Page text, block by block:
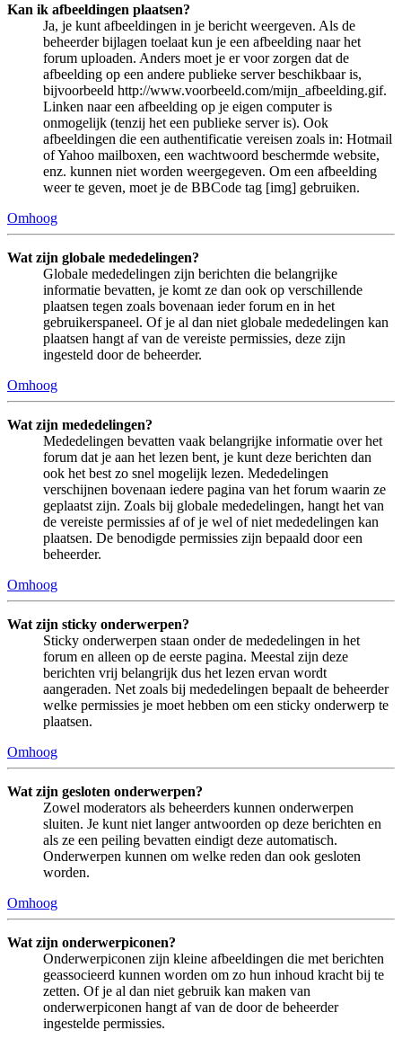
Kan ik afbeeldingen plaatsen?
Ja, je kunt afbeeldingen in je bericht weergeven. Als de
beheerder bijlagen toelaat kun je een afbeelding naar het
forum uploaden. Anders moet je er voor zorgen dat de
afbeelding op een andere publieke server beschikbaar is,
bijvoorbeeld http://www.voorbeeld.com/mijn_afbeelding.gif.
Linken naar een afbeelding op je eigen computer is
onmogelijk (tenzij het een publieke server is). Ook
afbeeldingen die een authentificatie vereisen zoals in: Hotmail
of Yahoo mailboxen, een wachtwoord beschermde website,
enz. kunnen niet worden weergegeven. Om een afbeelding
weer te geven, moet je de BBCode tag [img] gebruiken.
Omhoog
Wat zijn globale mededelingen?
Globale mededelingen zijn berichten die belangrijke
informatie bevatten, je komt ze dan ook op verschillende
plaatsen tegen zoals bovenaan ieder forum en in het
gebruikerspaneel. Of je al dan niet globale mededelingen kan
plaatsen hangt af van de vereiste permissies, deze zijn
ingesteld door de beheerder.
Omhoog
Wat zijn mededelingen?
Mededelingen bevatten vaak belangrijke informatie over het
forum dat je aan het lezen bent, je kunt deze berichten dan
ook het best zo snel mogelijk lezen. Mededelingen
verschijnen bovenaan iedere pagina van het forum waarin ze
geplaatst zijn. Zoals bij globale mededelingen, hangt het van
de vereiste permissies af of je wel of niet mededelingen kan
plaatsen. De benodigde permissies zijn bepaald door een
beheerder.
Omhoog
Wat zijn sticky onderwerpen?
Sticky onderwerpen staan onder de mededelingen in het
forum en alleen op de eerste pagina. Meestal zijn deze
berichten vrij belangrijk dus het lezen ervan wordt
aangeraden. Net zoals bij mededelingen bepaalt de beheerder
welke permissies je moet hebben om een sticky onderwerp te
plaatsen.
Omhoog
Wat zijn gesloten onderwerpen?
Zowel moderators als beheerders kunnen onderwerpen
sluiten. Je kunt niet langer antwoorden op deze berichten en
als ze een peiling bevatten eindigt deze automatisch.
Onderwerpen kunnen om welke reden dan ook gesloten
worden.
Omhoog
Wat zijn onderwerpiconen?
Onderwerpiconen zijn kleine afbeeldingen die met berichten
geassocieerd kunnen worden om zo hun inhoud kracht bij te
zetten. Of je al dan niet gebruik kan maken van
onderwerpiconen hangt af van de door de beheerder
ingestelde permissies.